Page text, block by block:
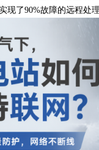
现了90%故障的远程处